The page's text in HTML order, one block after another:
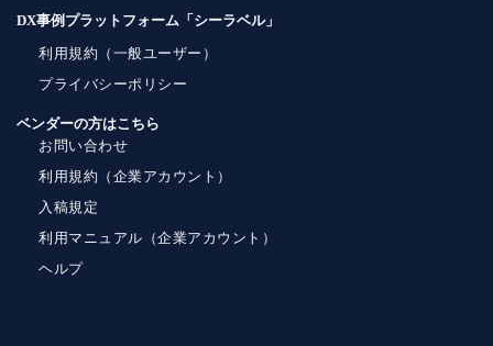
DX事例プラットフォーム「シーラベル」
利用規約（一般ユーザー）
プライバシーポリシー
ベンダーの方はこちら
お問い合わせ
利用規約（企業アカウント）
入稿規定
利用マニュアル（企業アカウント）
ヘルプ